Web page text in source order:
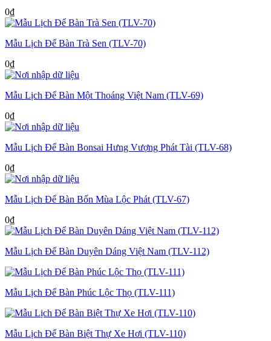
0₫
Mẫu Lịch Để Bàn Trà Sen (TLV-70)
0₫
Mẫu Lịch Để Bàn Một Thoáng Việt Nam (TLV-69)
0₫
Mẫu Lịch Để Bàn Bonsai Hưng Vượng Phát Tài (TLV-68)
0₫
Mẫu Lịch Để Bàn Bốn Mùa Lộc Phát (TLV-67)
0₫
Mẫu Lịch Để Bàn Duyên Dáng Việt Nam (TLV-112)
Mẫu Lịch Để Bàn Phúc Lộc Thọ (TLV-111)
Mẫu Lịch Để Bàn Biệt Thự Xe Hơi (TLV-110)